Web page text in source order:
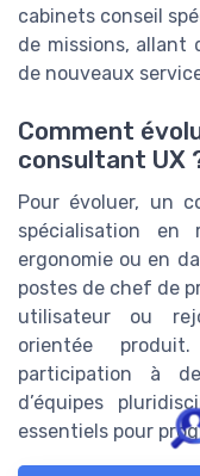
cabinets conseil
de missions, allant
de nouveaux
Comment
consultant UX
Pour évoluer, un
spécialisation en
ergonomie ou en
postes de chef de
utilisateur ou
orientée
participation à
d’équipes
essentiels pour